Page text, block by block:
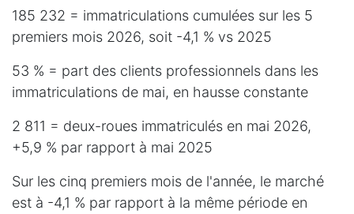
185 232 = immatriculations cumulées sur les 5
premiers mois 2026, soit -4,1 % vs 2025
53 % = part des clients professionnels dans les
immatriculations de mai, en hausse constante
2 811 = deux-roues immatriculés en mai 2026,
+5,9 % par rapport à mai 2025
Sur les cinq premiers mois de l'année, le marché
est à -4,1 % par rapport à la même période en